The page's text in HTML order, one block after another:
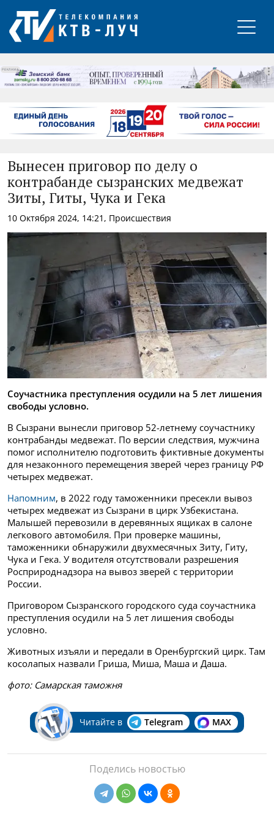
РЕКЛАМА
Вынесен приговор по делу о
контрабанде сызранских медвежат
Зиты, Гиты, Чука и Гека
10 Октября 2024, 14:21, Происшествия
Соучастника преступления осудили на 5 лет лишения
свободы условно.
В Сызрани вынесли приговор 52-летнему соучастнику
контрабанды медвежат. По версии следствия, мужчина
помог исполнителю подготовить фиктивные документы
для незаконного перемещения зверей через границу РФ
четырех медвежат.
Напомним, в 2022 году таможенники пресекли вывоз
четырех медвежат из Сызрани в цирк Узбекистана.
Малышей перевозили в деревянных ящиках в салоне
легкового автомобиля. При проверке машины,
таможенники обнаружили двухмесячных Зиту, Гиту,
Чука и Гека. У водителя отсутствовали разрешения
Росприроднадзора на вывоз зверей с территории
России.
Приговором Сызранского городского суда соучастника
преступления осудили на 5 лет лишения свободы
условно.
Животных изъяли и передали в Оренбургский цирк. Там
косолапых назвали Гриша, Миша, Маша и Даша.
фото: Самарская таможня
Читайте в Telegram MAX
Поделись новостью